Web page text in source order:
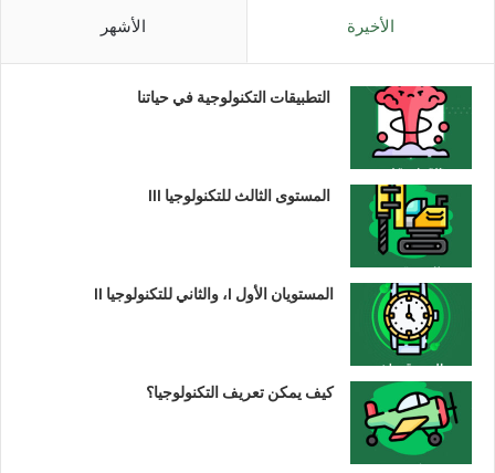
الأخيرة الأشهر
التطبيقات التكنولوجية في حياتنا
المستوى الثالث للتكنولوجيا III
المستويان الأول I، والثاني للتكنولوجيا II
كيف يمكن تعريف التكنولوجيا؟